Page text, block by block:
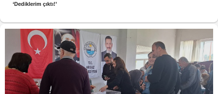
‘Dediklerim çıktı!’